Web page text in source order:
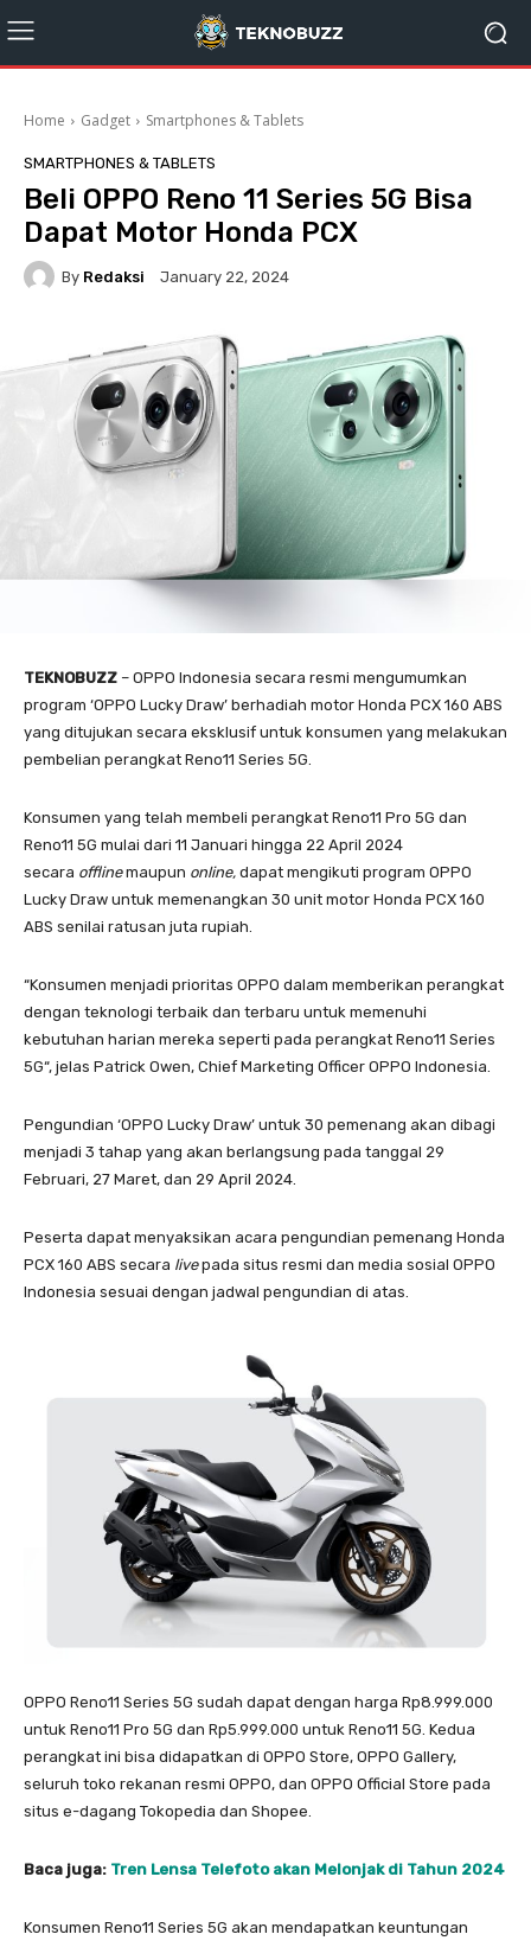
Home Gadget Smartphones & Tablets
SMARTPHONES & TABLETS
Beli OPPO Reno 11 Series 5G Bisa
Dapat Motor Honda PCX
By Redaksi January 22, 2024
TEKNOBUZZ – OPPO Indonesia secara resmi mengumumkan
program ‘OPPO Lucky Draw’ berhadiah motor Honda PCX 160 ABS
yang ditujukan secara eksklusif untuk konsumen yang melakukan
pembelian perangkat Reno11 Series 5G.
Konsumen yang telah membeli perangkat Reno11 Pro 5G dan
Reno11 5G mulai dari 11 Januari hingga 22 April 2024
secara offlinemaupun online, dapat mengikuti program OPPO
Lucky Draw untuk memenangkan 30 unit motor Honda PCX 160
ABS senilai ratusan juta rupiah.
“Konsumen menjadi prioritas OPPO dalam memberikan perangkat
dengan teknologi terbaik dan terbaru untuk memenuhi
kebutuhan harian mereka seperti pada perangkat Reno11 Series
5G“, jelas Patrick Owen, Chief Marketing Officer OPPO Indonesia.
Pengundian ‘OPPO Lucky Draw’ untuk 30 pemenang akan dibagi
menjadi 3 tahap yang akan berlangsung pada tanggal 29
Februari, 27 Maret, dan 29 April 2024.
Peserta dapat menyaksikan acara pengundian pemenang Honda
PCX 160 ABS secara livepada situs resmi dan media sosial OPPO
Indonesia sesuai dengan jadwal pengundian di atas.
OPPO Reno11 Series 5G sudah dapat dengan harga Rp8.999.000
untuk Reno11 Pro 5G dan Rp5.999.000 untuk Reno11 5G. Kedua
perangkat ini bisa didapatkan di OPPO Store, OPPO Gallery,
seluruh toko rekanan resmi OPPO, dan OPPO Official Store pada
situs e-dagang Tokopedia dan Shopee.
Baca juga: Tren Lensa Telefoto akan Melonjak di Tahun 2024
Konsumen Reno11 Series 5G akan mendapatkan keuntungan